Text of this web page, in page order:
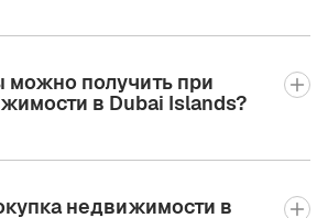
можно получить при
в Dubai Islands?
недвижимости в